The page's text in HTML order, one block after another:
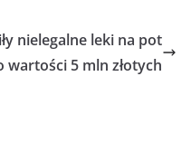
nielegalne leki na pot
wartości 5 mln złotych